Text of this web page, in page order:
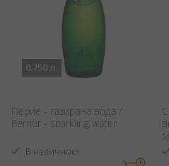
0.750 л.
Перие - газирана вода /
Perrier - sparkling water
В наличност